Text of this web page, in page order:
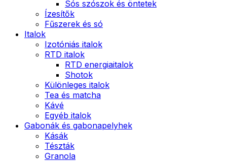
Sós szószok és öntetek
Ízesítők
Fűszerek és só
Italok
Izotóniás italok
RTD italok
RTD energiaitalok
Shotok
Különleges italok
Tea és matcha
Kávé
Egyéb italok
Gabonák és gabonapelyhek
Kásák
Tészták
Granola